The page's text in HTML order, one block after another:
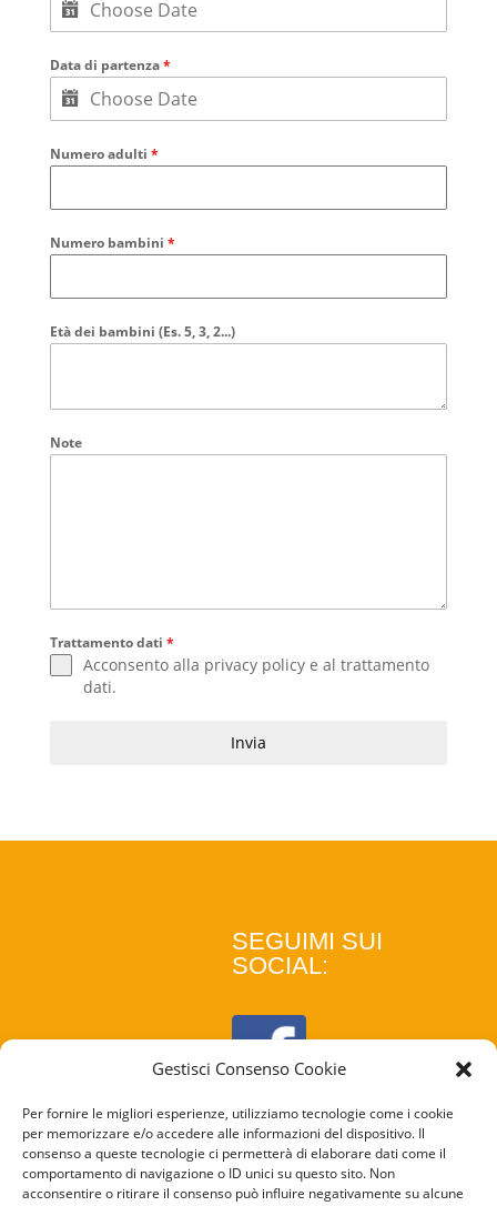
Gestisci Consenso Cookie
Per fornire le migliori esperienze, utilizziamo tecnologie come i cookie
per memorizzare e/o accedere alle informazioni del dispositivo. Il
consenso a queste tecnologie ci permetterà di elaborare dati come il
comportamento di navigazione o ID unici su questo sito. Non
acconsentire o ritirare il consenso può influire negativamente su alcune
Data di partenza*
Numero adulti *
Numero bambini *
Età dei bambini (Es. 5, 3, 2...)
Note
Trattamento dati *
Acconsento alla privacy policye al trattamento
dati.
Invia
SEGUIMI SUI
SOCIAL: